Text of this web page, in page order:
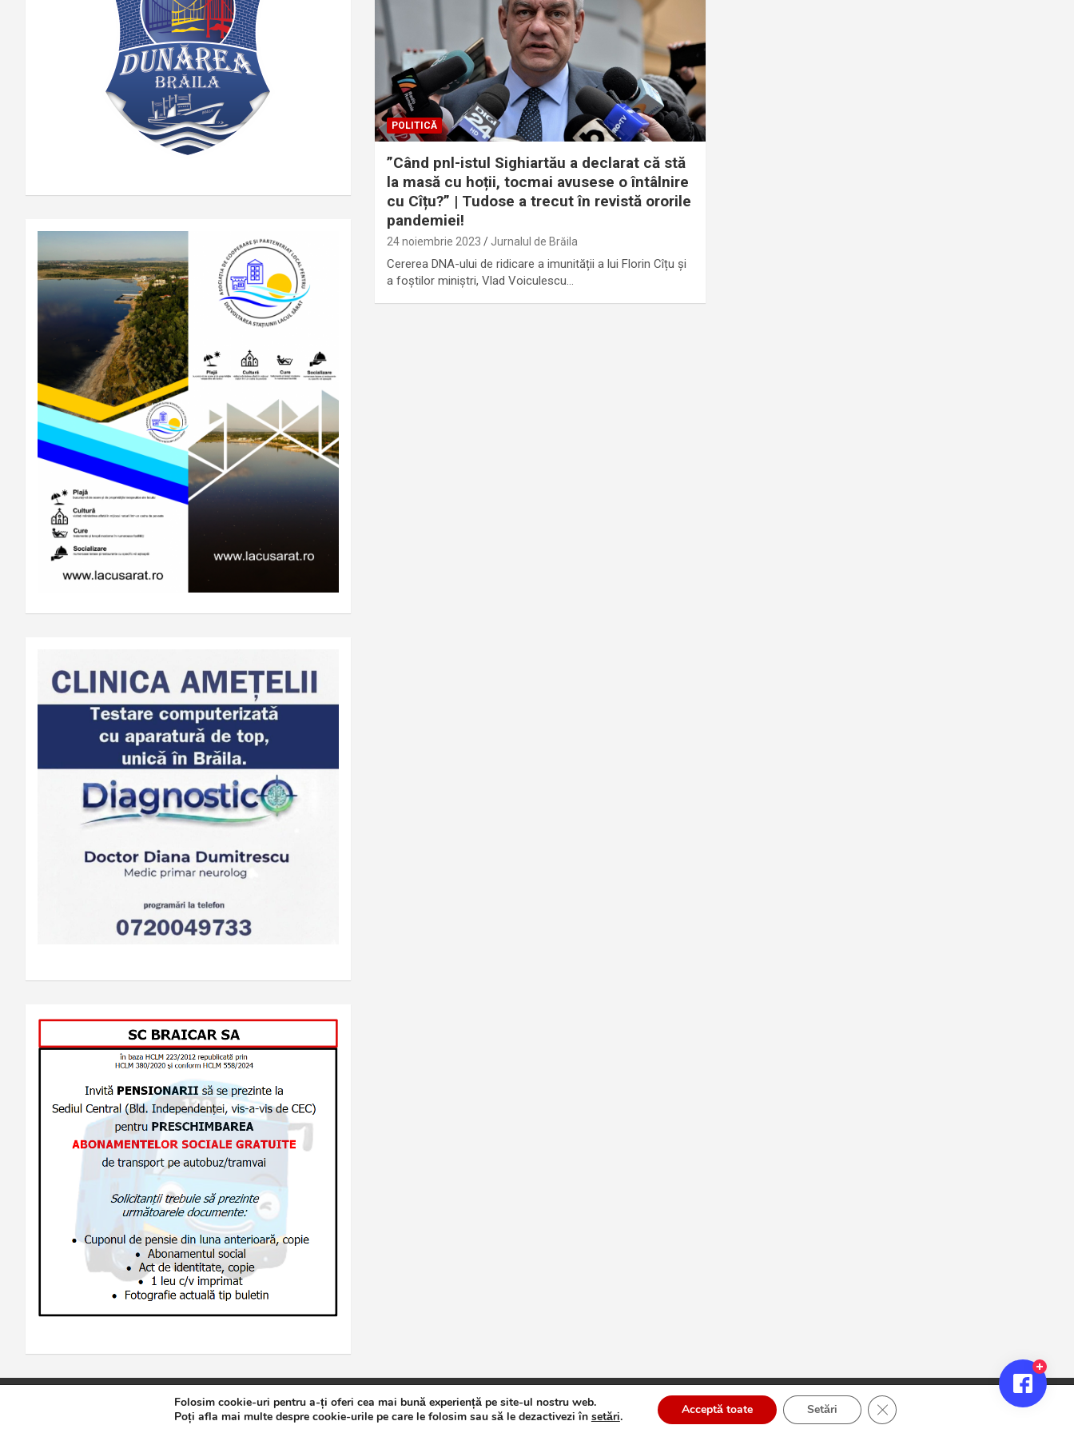
POLITICĂ
”Când pnl-istul Sighiartău a declarat că stă
la masă cu hoții, tocmai avusese o întâlnire
cu Cîțu?” | Tudose a trecut în revistă ororile
pandemiei!
24 noiembrie 2023 Jurnalul de Brăila
Cererea DNA-ului de ridicare a imunității a lui Florin Cîțu și
a foștilor miniștri, Vlad Voiculescu…
Jurnalul de Brăila Politică de confidențialitate Theme by:Theme Horse Proudly Powered by: WordPress
Folosim cookie-uri pentru a-ți oferi cea mai bună experiență pe site-ul nostru web.
Poți afla mai multe despre cookie-urile pe care le folosim sau să le dezactivezi în setări. Acceptă toate Setări Close GDPR Cookie Banner